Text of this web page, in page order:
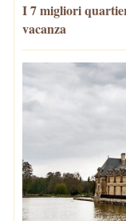
I 7 migliori
vacanza